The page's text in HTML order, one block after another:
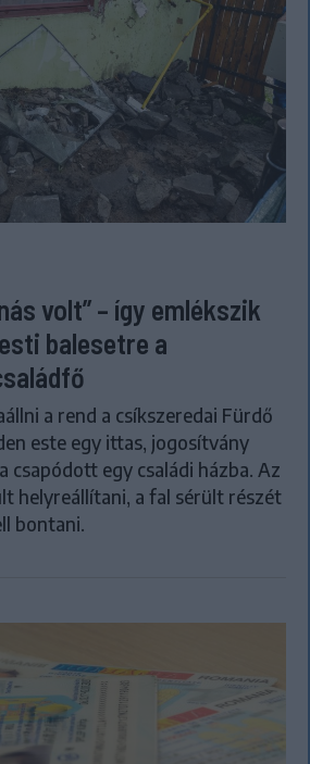
volt” – így emlékszik
balesetre a
a rend a csíkszeredai Fürdő
este egy ittas, jogosítvány
csapódott egy családi házba. Az
helyreállítani, a fal sérült részét
bontani.